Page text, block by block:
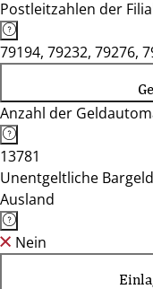
Postleitzahlen der
79194, 79232, 79276,
Anzahl der
13781
Unentgeltliche
Ausland
Nein